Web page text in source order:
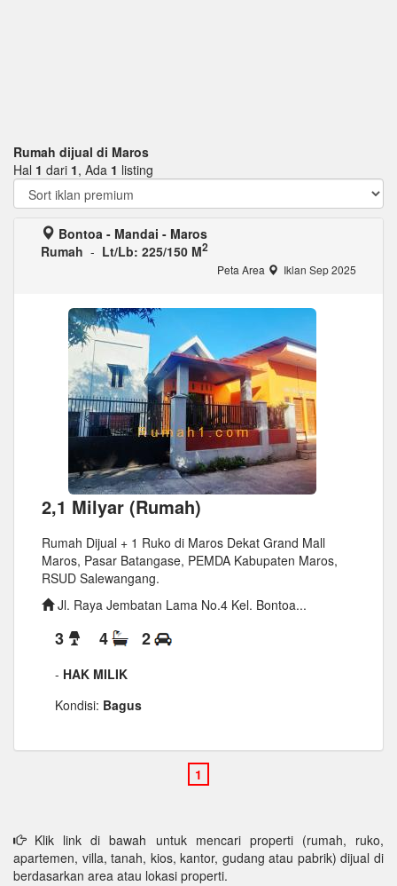
Rumah dijual di Maros
Hal 1 dari 1, Ada 1 listing
Bontoa - Mandai - Maros
Rumah - Lt/Lb: 225/150 M2
Peta Area Iklan Sep 2025
2,1 Milyar (Rumah)
Rumah Dijual + 1 Ruko di Maros Dekat Grand Mall
Maros, Pasar Batangase, PEMDA Kabupaten Maros,
RSUD Salewangang.
Jl. Raya Jembatan Lama No.4 Kel. Bontoa...
3 4 2
- HAK MILIK
Kondisi: Bagus
Klik link di bawah untuk mencari properti (rumah, ruko,
apartemen, villa, tanah, kios, kantor, gudang atau pabrik) dijual di
berdasarkan area atau lokasi properti.